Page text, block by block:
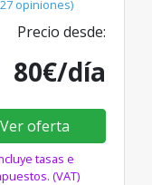
opiniones)
Precio desde:
80€/día
Ver oferta
tasas e
(VAT)